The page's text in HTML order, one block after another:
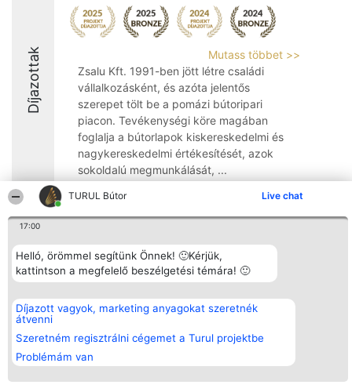
TURUL Bútor Live chat
17:00
Helló, örömmel segítünk Önnek! 🙂Kérjük,
kattintson a megfelelő beszélgetési témára! 🙂
Díjazott vagyok, marketing anyagokat szeretnék
átvenni
Szeretném regisztrálni cégemet a Turul projektbe
Problémám van
Díjazottak
Mutass többet >>
Zsalu Kft. 1991-ben jött létre családi
vállalkozásként, és azóta jelentős
szerepet tölt be a pomázi bútoripari
piacon. Tevékenységi köre magában
foglalja a bútorlapok kiskereskedelmi és
nagykereskedelmi értékesítését, azok
sokoldalú megmunkálását, ...
8.6
Rangsorszervező
SC Beautiful Company S.R.L.
Bulevardul Aleea Timișul De
4, Ap. 13
Bukarest 53-238
Adószám 36737675
tel: +363 033 425 71
Népszavazás
Nyertesek
Az összes
listája
Szabályok
Polityka
Elérhetőség